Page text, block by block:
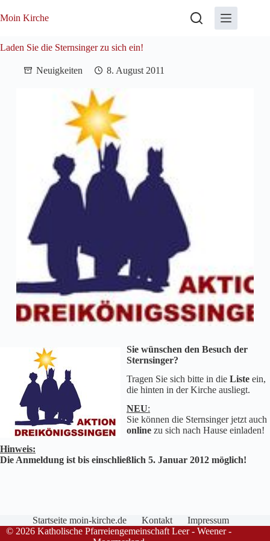
Inhalt
Moin Kirche
Laden Sie die Sternsinger zu sich ein!
Neuigkeiten 8. August 2011
Sie wünschen den Besuch der
Sternsinger?
Tragen Sie sich bitte in die Liste ein,
die hinten in der Kirche ausliegt.
NEU:
Sie können die Sternsinger jetzt auch
online zu sich nach Hause einladen!
Hinweis:
Die Anmeldung ist bis einschließlich 5. Januar 2012 möglich!
Startseite moin-kirche.de Kontakt
Impressum
© 2026 Katholische Pfarreiengemeinschaft Leer - Weener -